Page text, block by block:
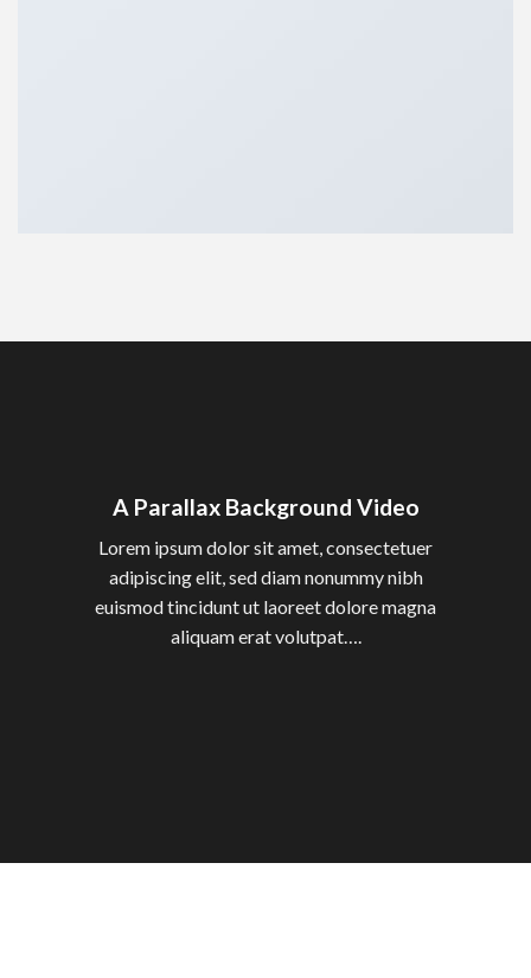
A Parallax Background Video
Lorem ipsum dolor sit amet, consectetuer
adipiscing elit, sed diam nonummy nibh
euismod tincidunt ut laoreet dolore magna
aliquam erat volutpat….